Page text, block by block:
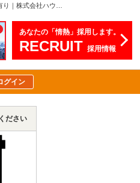
あなたの「情熱」採用します。
RECRUIT 採用情報
グイン
ださい